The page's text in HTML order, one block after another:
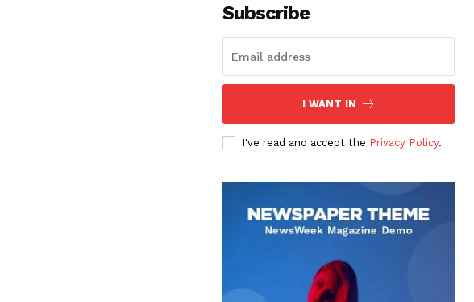
Subscribe
I WANT IN
I've read and accept the Privacy Policy.